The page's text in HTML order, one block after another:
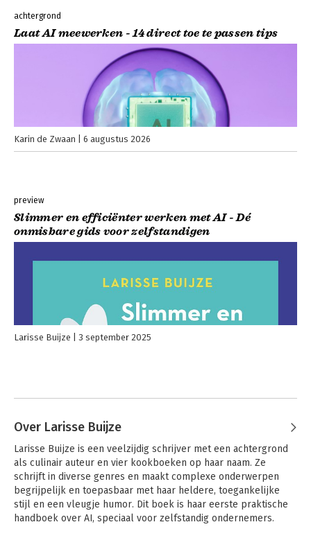
achtergrond
Laat AI meewerken - 14 direct toe te passen tips
Karin de Zwaan 6 augustus 2026
preview
Slimmer en efficiënter werken met AI - Dé
onmisbare gids voor zelfstandigen
Larisse Buijze 3 september 2025
Over Larisse Buijze
Larisse Buijze is een veelzijdig schrijver met een achtergrond
als culinair auteur en vier kookboeken op haar naam. Ze
schrijft in diverse genres en maakt complexe onderwerpen
begrijpelijk en toepasbaar met haar heldere, toegankelijke
stijl en een vleugje humor. Dit boek is haar eerste praktische
handboek over AI, speciaal voor zelfstandig ondernemers.